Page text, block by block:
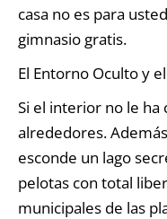
casa no es para
gimnasio gratis.
El Entorno Oculto y
Si el interior no le ha
alrededores.
esconde un lago
pelotas con total
municipales de las